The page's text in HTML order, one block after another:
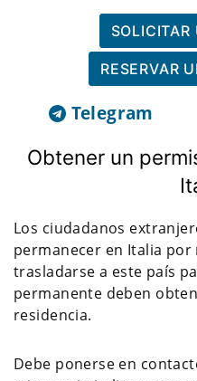
SOLICITAR
RESERVAR
Telegram
Obtener un
Los ciudadanos
permanecer en Italia por
trasladarse a este país
permanente deben
residencia.
Debe ponerse en